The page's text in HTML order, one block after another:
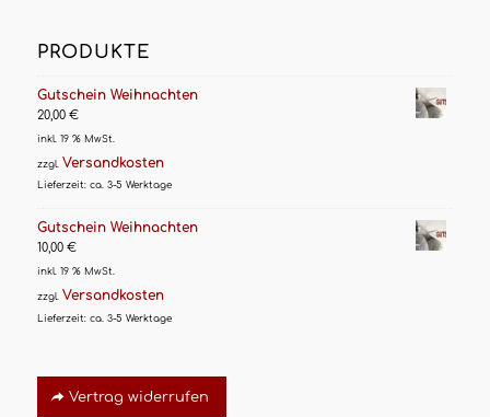
PRODUKTE
Gutschein Weihnachten
20,00 €
inkl. 19 % MwSt.
zzgl. Versandkosten
Lieferzeit: ca. 3-5 Werktage
Gutschein Weihnachten
10,00 €
inkl. 19 % MwSt.
zzgl. Versandkosten
Lieferzeit: ca. 3-5 Werktage
Vertrag widerrufen